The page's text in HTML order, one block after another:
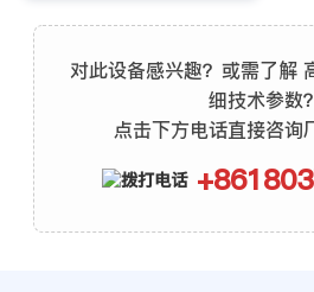
对此设备感兴趣？或需了解
细技术参数？
点击下方电话直接咨询